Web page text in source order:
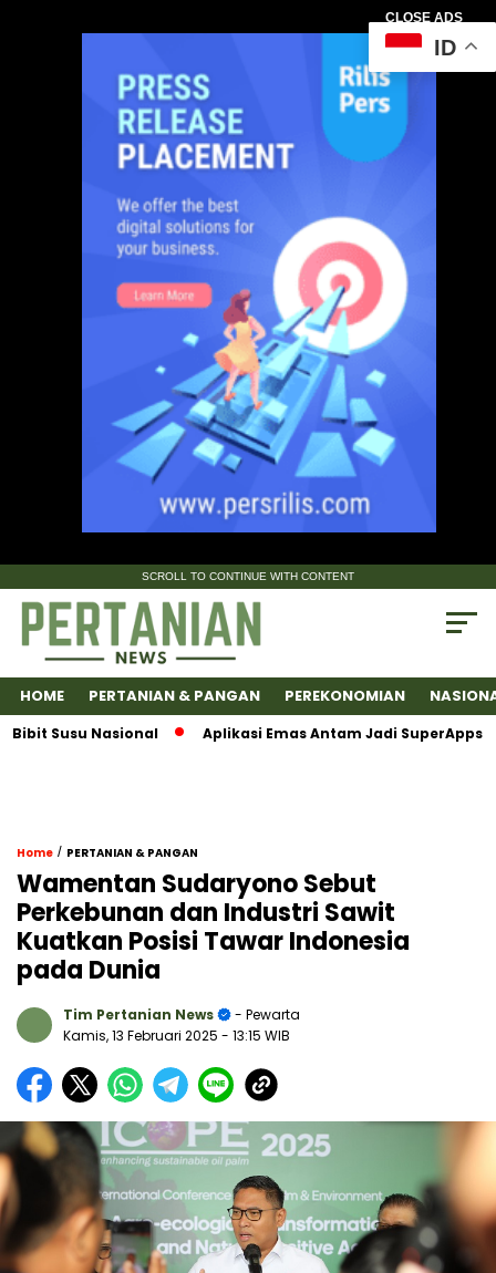
CLOSE ADS
SCROLL TO CONTINUE WITH CONTENT
HOME PERTANIAN & PANGAN PEREKONOMIAN
Nasional Aplikasi Emas Antam Jadi SuperApps, Satu
Home / PERTANIAN & PANGAN
Wamentan Sudaryono Sebut
Perkebunan dan Industri Sawit
Kuatkan Posisi Tawar Indonesia
pada Dunia
Tim Pertanian News
- Pewarta
Kamis, 13 Februari 2025 - 13:15 WIB
ID